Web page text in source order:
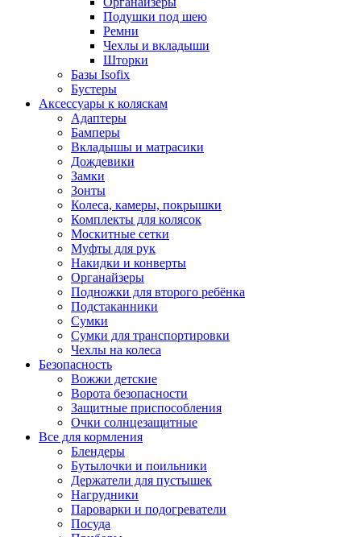
Подушки под шею
Ремни
Чехлы и вкладыши
Шторки
Базы Isofix
Бустеры
Аксессуары к коляскам
Адаптеры
Бамперы
Вкладышы и матрасики
Дождевики
Замки
Зонты
Колеса, камеры, покрышки
Комплекты для колясок
Москитные сетки
Муфты для рук
Накидки и конверты
Органайзеры
Подножки для второго ребёнка
Подстаканники
Сумки
Сумки для транспортировки
Чехлы на колеса
Безопасность
Вожжи детские
Ворота безопасности
Защитные приспособления
Очки солнцезащитные
Все для кормления
Блендеры
Бутылочки и поильники
Держатели для пустышек
Нагрудники
Пароварки и подогреватели
Посуда